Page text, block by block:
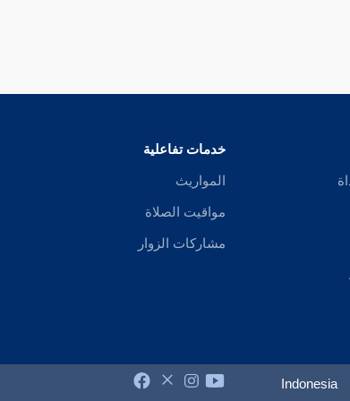
خدمات تفاعلية
المواريث
مواقيت الصلاة
مشاركات الزوار
Indonesia